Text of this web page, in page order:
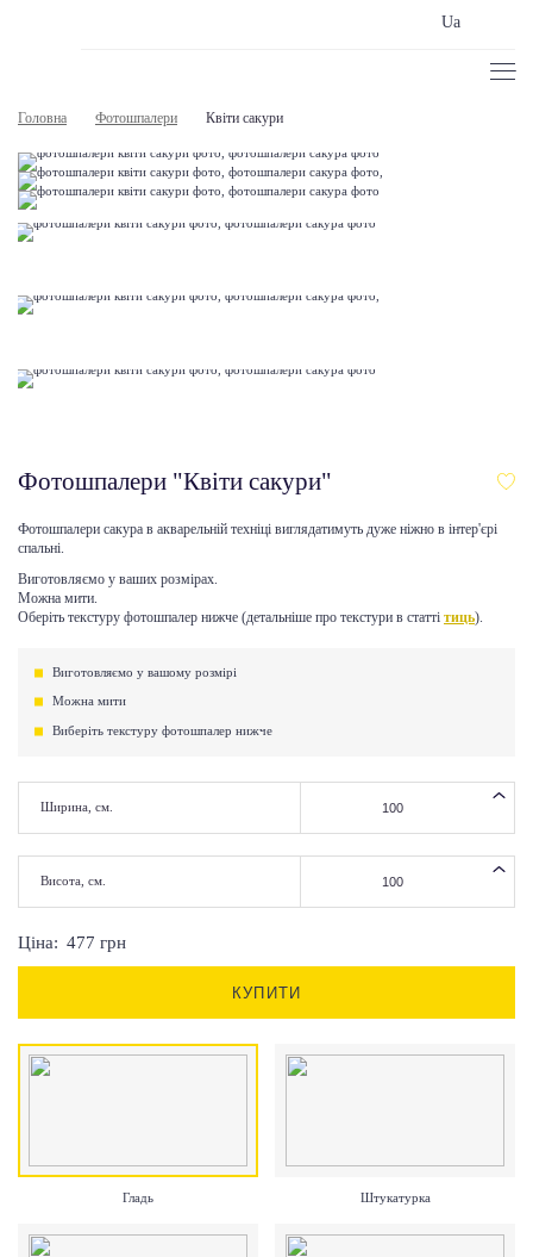
Ua
Головна Фотошпалери Квіти сакури
Фотошпалери "Квіти сакури"
Фотошпалери сакура в акварельній техніці виглядатимуть дуже ніжно в інтер'єрі
спальні.
Виготовляємо у ваших розмірах.
Можна мити.
Оберіть текстуру фотошпалер нижче (детальніше про текстури в статті тиць).
Виготовляємо у вашому розмірі
Можна мити
Виберіть текстуру фотошпалер нижче
Ширина, см.
Висота, см.
Ціна: 477 грн
КУПИТИ
Гладь Штукатурка